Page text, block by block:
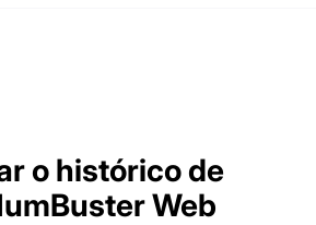
o histórico de
Web